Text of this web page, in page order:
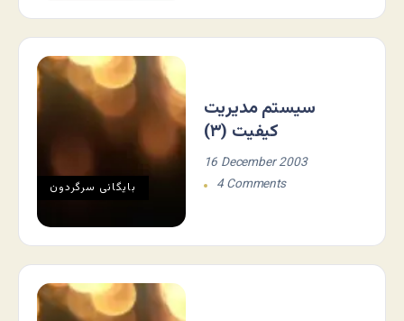
بایگانی سرگردون
سيستم مديريت
كيفيت (۳)
16 December 2003
4 Comments